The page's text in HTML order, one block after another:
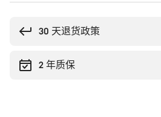
30 天退货政策
2 年质保